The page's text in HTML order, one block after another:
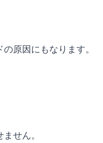
原因にもなります。
せん。